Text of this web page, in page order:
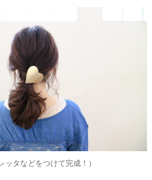
ッタなどをつけて完成！）